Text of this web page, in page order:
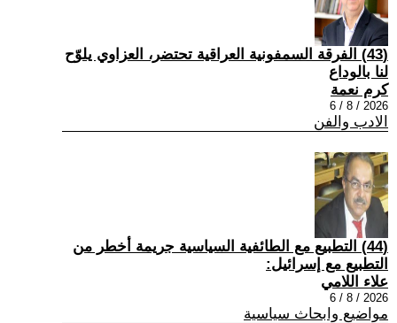
(43) الفرقة السمفونية العراقية تحتضر، العزاوي يلوّح
لنا بالوداع
كرم نعمة
2026 / 8 / 6
الادب والفن
(44) التطبيع مع الطائفية السياسية جريمة أخطر من
التطبيع مع إسرائيل:
علاء اللامي
2026 / 8 / 6
مواضيع وابحاث سياسية